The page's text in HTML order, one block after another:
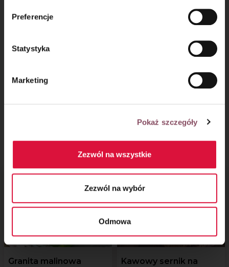
Polityce
prywatności.
Preferencje
Statystyka
Marketing
Pokaż szczegóły
Zezwól na wszystkie
Zezwól na wybór
Odmowa
Przepisy z kategorii desery
Granita malinowa
Kawowy sernik na